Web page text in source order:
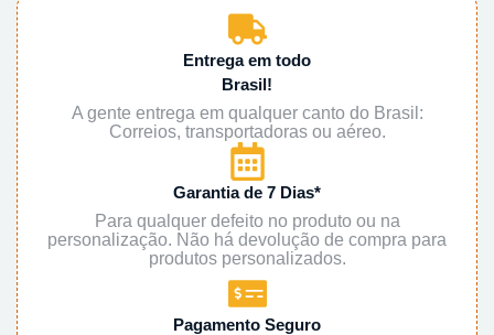
Entrega em todo
Brasil!
A gente entrega em qualquer canto do Brasil:
Correios, transportadoras ou aéreo.
Garantia de 7 Dias*
Para qualquer defeito no produto ou na
personalização. Não há devolução de compra para
produtos personalizados.
Pagamento Seguro